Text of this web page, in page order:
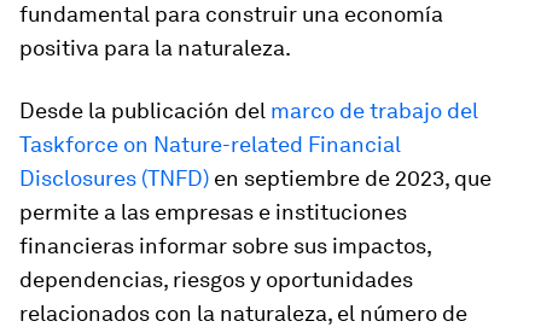
fundamental para construir una economía
positiva para la naturaleza.
Desde la publicación del marco de trabajo del
Taskforce on Nature-related Financial
Disclosures (TNFD) en septiembre de 2023, que
permite a las empresas e instituciones
financieras informar sobre sus impactos,
dependencias, riesgos y oportunidades
relacionados con la naturaleza, el número de